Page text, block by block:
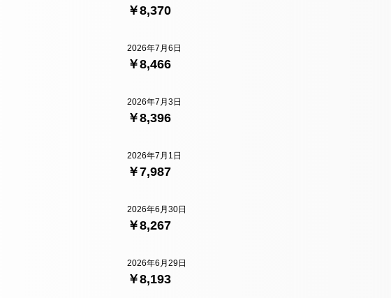
￥8,370
￥8,466
2026年7月6日
￥8,396
2026年7月3日
￥7,987
2026年7月1日
￥8,267
2026年6月30日
￥8,193
2026年6月29日